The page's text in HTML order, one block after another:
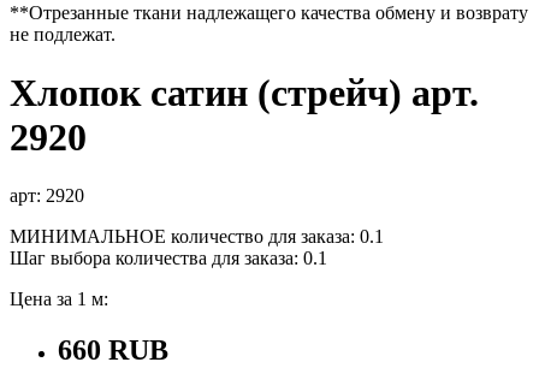
**Отрезанные ткани надлежащего качества обмену и возврату
не подлежат.
Хлопок сатин (стрейч) арт.
2920
арт: 2920
МИНИМАЛЬНОЕ количество для заказа: 0.1
Шаг выбора количества для заказа: 0.1
Цена за 1 м:
660 RUB